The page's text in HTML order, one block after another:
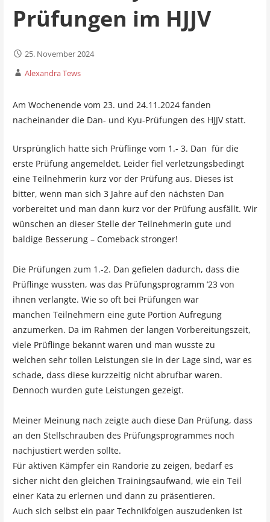
Prüfungen im HJJV
25. November 2024
Alexandra Tews
Am Wochenende vom 23. und 24.11.2024 fanden
nacheinander die Dan- und Kyu-Prüfungen des HJJV statt.
Ursprünglich hatte sich Prüflinge vom 1.- 3. Dan für die
erste Prüfung angemeldet. Leider fiel verletzungsbedingt
eine Teilnehmerin kurz vor der Prüfung aus. Dieses ist
bitter, wenn man sich 3 Jahre auf den nächsten Dan
vorbereitet und man dann kurz vor der Prüfung ausfällt. Wir
wünschen an dieser Stelle der Teilnehmerin gute und
baldige Besserung – Comeback stronger!
Die Prüfungen zum 1.-2. Dan gefielen dadurch, dass die
Prüflinge wussten, was das Prüfungsprogramm ’23 von
ihnen verlangte. Wie so oft bei Prüfungen war
manchen Teilnehmern eine gute Portion Aufregung
anzumerken. Da im Rahmen der langen Vorbereitungszeit,
viele Prüflinge bekannt waren und man wusste zu
welchen sehr tollen Leistungen sie in der Lage sind, war es
schade, dass diese kurzzeitig nicht abrufbar waren.
Dennoch wurden gute Leistungen gezeigt.
Meiner Meinung nach zeigte auch diese Dan Prüfung, dass
an den Stellschrauben des Prüfungsprogrammes noch
nachjustiert werden sollte.
Für aktiven Kämpfer ein Randorie zu zeigen, bedarf es
sicher nicht den gleichen Trainingsaufwand, wie ein Teil
einer Kata zu erlernen und dann zu präsentieren.
Auch sich selbst ein paar Technikfolgen auszudenken ist